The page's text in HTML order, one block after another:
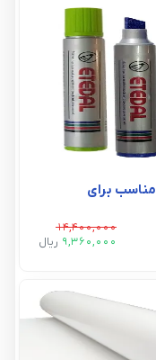
ماژیک سر کج اعتدال 12 رنگ کد 600 مناسب برای
14,400,000
9,360,000 ريال